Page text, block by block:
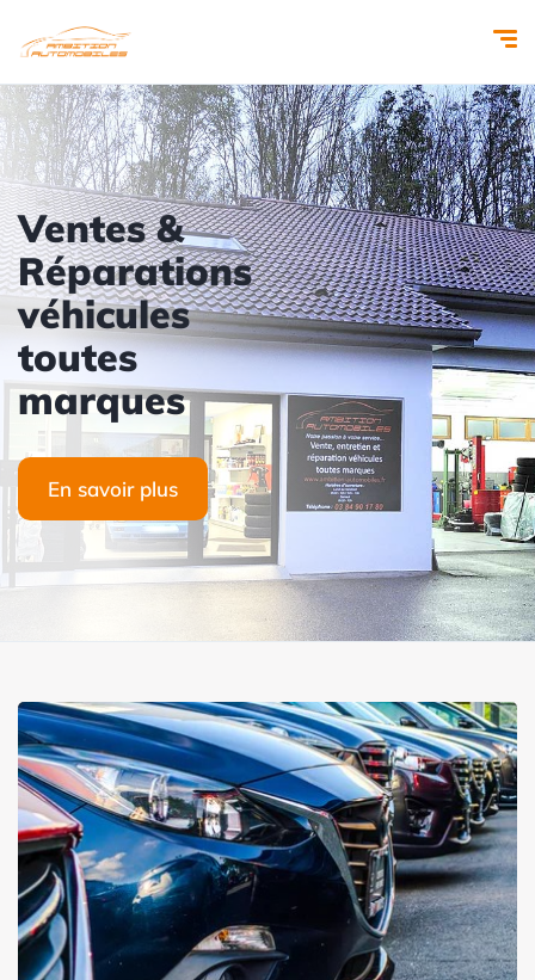
Ventes &
Réparations
véhicules
toutes
marques
En savoir plus